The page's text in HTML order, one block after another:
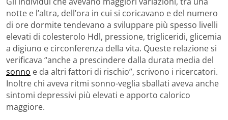
notte e l’altra, dell’ora in cui si coricavano e del numero
di ore dormite tendevano a sviluppare più spesso livelli
elevati di colesterolo Hdl, pressione, trigliceridi, glicemia
a digiuno e circonferenza della vita. Queste relazione si
verificava “anche a prescindere dalla durata media del
sonno e da altri fattori di rischio”, scrivono i ricercatori.
Inoltre chi aveva ritmi sonno-veglia sballati aveva anche
sintomi depressivi più elevati e apporto calorico
maggiore.